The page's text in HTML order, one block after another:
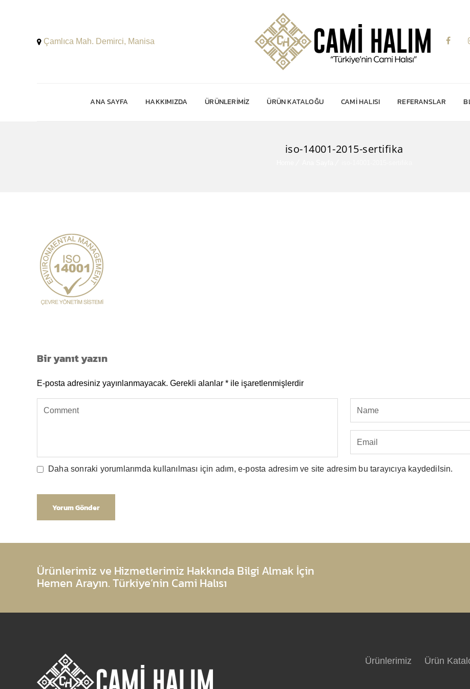
Çamlıca Mah. Demirci, Manisa
ANA SAYFA HAKKIMIZDA ÜRÜNLERIMIZ ÜRÜN KATALOĞU CAMI HALISI REFERANSLAR
iso-14001-2015-sertifika
Bir yanıt yazın
E-posta adresiniz yayınlanmayacak. Gerekli alanlar * ile işaretlenmişlerdir
Daha sonraki yorumlarımda kullanılması için adım, e-posta adresim ve site adresim bu tarayıcıya kaydedilsin.
Ürünlerimiz ve Hizmetlerimiz Hakkında Bilgi Almak İçin
Hemen Arayın. Türkiye’nin Cami Halısı
Ürünlerimiz Ürün